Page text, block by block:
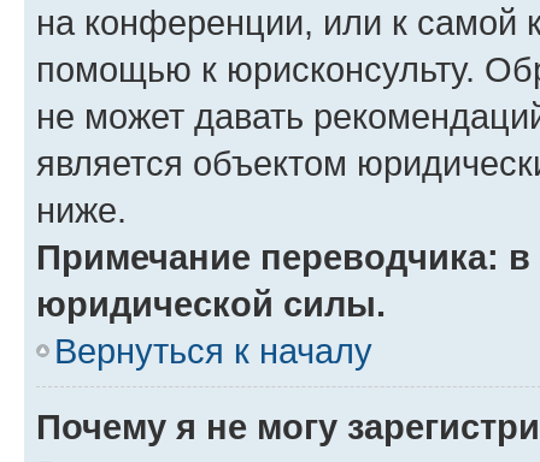
на конференции, или к самой
помощью к юрисконсульту.
не может давать
является объектом
ниже.
Примечание переводчика:
юридической силы.
Вернуться к началу
Почему я не могу